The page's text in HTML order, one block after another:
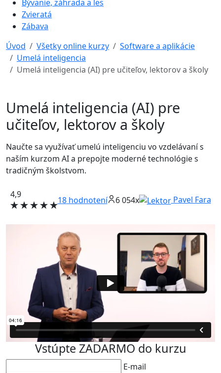
Bývanie, záhrada a les
Zvieratá
Zábava
Úvod
Všetky online kurzy
Software a aplikácie
Umelá inteligencia
Umelá inteligencia (AI) pre učiteľov, lektorov a školy
Umelá inteligencia (AI) pre
učiteľov, lektorov a školy
Naučte sa využívať umelú inteligenciu vo vzdelávaní s
naším kurzom AI a prepojte moderné technológie s
tradičným školstvom.
4,9
18hodnotení 6 054x Pavel Fara
Vstúpte ZADARMO do kurzu
E-mail